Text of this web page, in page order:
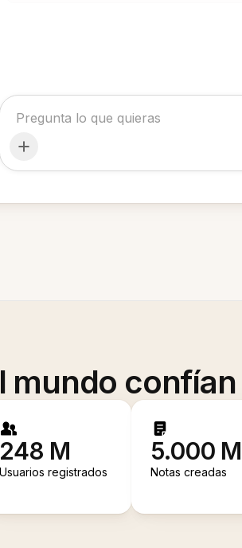
mundo
248 M
Usuarios registrados
5.000 M
Notas creadas